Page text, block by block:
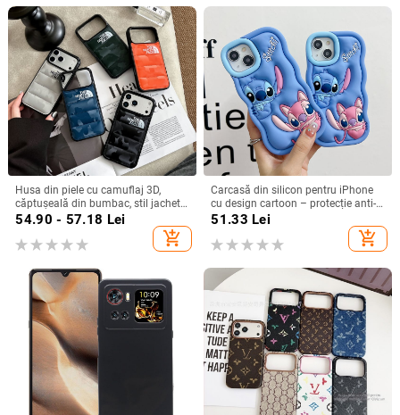
Husa din piele cu camuflaj 3D,
căptușeală din bumbac, stil jachetă
de iarnă, compatibilă cu iPhone
54.90 - 57.18 Lei
add_shopping_cart
Carcasă din silicon pentru iPhone
cu design cartoon – protecție anti-
cădere, finisaj mat, compatibilă cu
(Pro/Max)
51.33 Lei
add_shopping_cart